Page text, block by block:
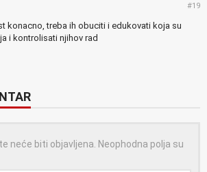
#19
konacno, treba ih obuciti i edukovati koja su
i kontrolisati njihov rad
neće biti objavljena. Neophodna polja su